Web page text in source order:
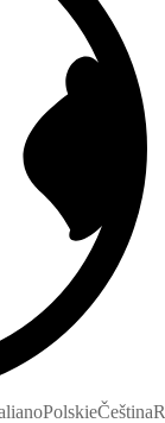
PolskieČeština